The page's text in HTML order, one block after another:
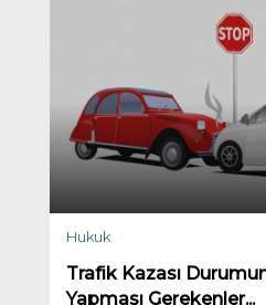
Hukuk
Trafik Kazası
Yapması Gerekenler...